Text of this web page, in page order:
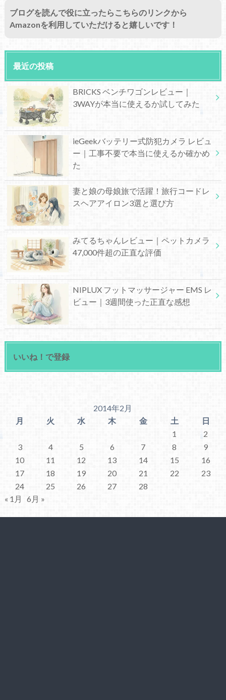
ブログを読んで役に立ったらこちらのリンクから
Amazonを利用していただけると嬉しいです！
最近の投稿
BRICKS ベンチワゴンレビュー｜
3WAYが本当に使えるか試してみた
ieGeekバッテリー式防犯カメラ レビュ
ー｜工事不要で本当に使えるか確かめ
た
妻と娘の母娘旅で活躍！旅行コードレ
スヘアアイロン3選と選び方
みてるちゃんレビュー｜ペットカメラ
47,000件超の正直な評価
NIPLUX フットマッサージャー EMS レ
ビュー｜3週間使った正直な感想
いいね！で登録
2014年2月
月
火 水 木 金 土
日
1
2
3
4 5 6 7 8
9
10
11 12 13 14 15
16
17
18 19 20 21 22
23
24
25 26 27
28
« 1月
6月 »